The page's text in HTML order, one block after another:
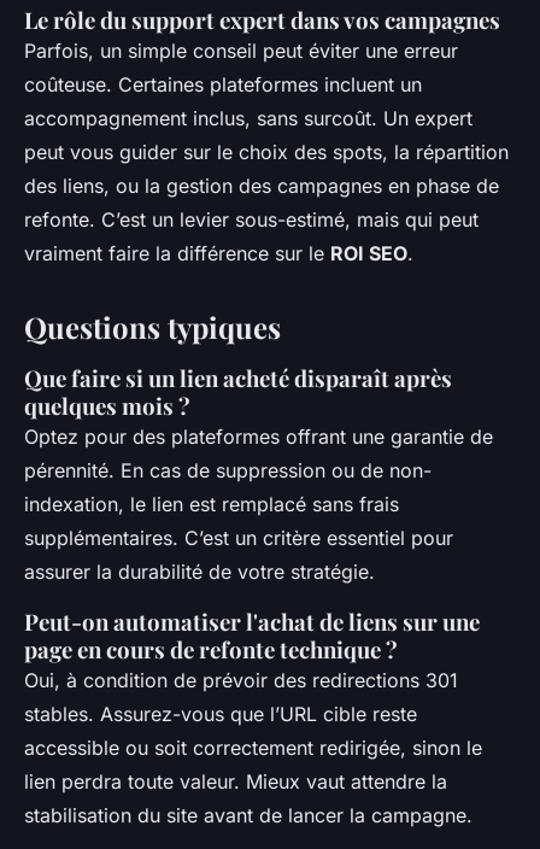
Le rôle du support expert dans vos campagnes
Parfois, un simple conseil peut éviter une erreur
coûteuse. Certaines plateformes incluent un
accompagnement inclus, sans surcoût. Un expert
peut vous guider sur le choix des spots, la répartition
des liens, ou la gestion des campagnes en phase de
refonte. C’est un levier sous-estimé, mais qui peut
vraiment faire la différence sur le ROI SEO.
Questions typiques
Que faire si un lien acheté disparaît après
quelques mois ?
Optez pour des plateformes offrant une garantie de
pérennité. En cas de suppression ou de non-
indexation, le lien est remplacé sans frais
supplémentaires. C’est un critère essentiel pour
assurer la durabilité de votre stratégie.
Peut-on automatiser l'achat de liens sur une
page en cours de refonte technique ?
Oui, à condition de prévoir des redirections 301
stables. Assurez-vous que l’URL cible reste
accessible ou soit correctement redirigée, sinon le
lien perdra toute valeur. Mieux vaut attendre la
stabilisation du site avant de lancer la campagne.